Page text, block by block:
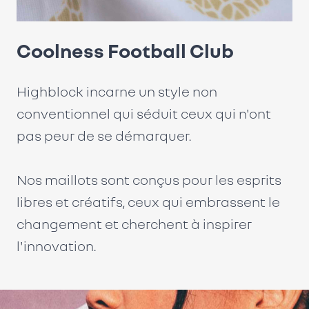
Coolness Football Club
Highblock incarne un style non
conventionnel qui séduit ceux qui n'ont
pas peur de se démarquer.
Nos maillots sont conçus pour les esprits
libres et créatifs, ceux qui embrassent le
changement et cherchent à inspirer
l'innovation.